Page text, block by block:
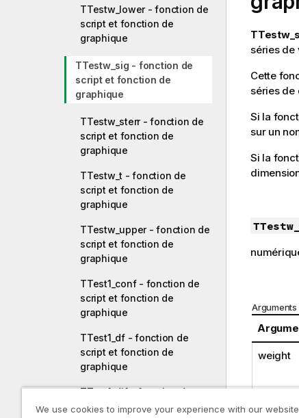
TTestw_lower - fonction de
script et fonction de
graphique
TTestw_sig - fonction de
script et fonction de
graphique
TTestw_sterr - fonction de
script et fonction de
graphique
TTestw_t - fonction de
script et fonction de
graphique
TTestw_upper - fonction de
script et fonction de
graphique
TTest1_conf - fonction de
script et fonction de
graphique
TTest1_df - fonction de
script et fonction de
graphique
TTest1_dif - fonction de
script et fonction de
séries de
Cette
séries de
Si la
sur un
Si la
Arguments
weight
grp
We use cookies to improve your experience with our